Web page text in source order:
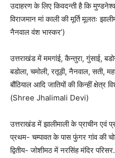
उदाहरण के लिए किवदन्ती है कि
विराजमान मां काली की मूर्ति मूलतः
नैनवाल वंश भास्कर’)
उत्तराखंड में ममगांई, कैन्तुरा, गुंसाई,
बडोला, चमोली, रतूड़ी, नैनवाल, सती,
बौंठियाल आदि जातियों की किन्हीं क्षेत्र
(Shree Jhalimali Devi)
उत्तराखंड में झालीमाली के प्राचीन एवं
प्रथम- चम्पावत के पास फुंगर गांव की
द्वितीय- जोशीमठ में नरसिंह मंदिर परिसर.